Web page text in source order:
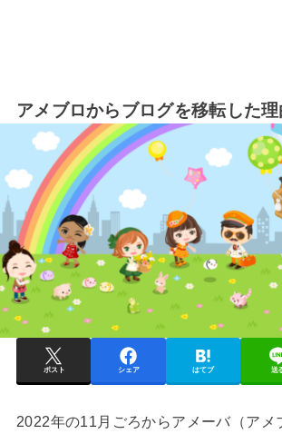
アメブロからブログを移転した理
ポスト シェア はてブ 送
2022年の11月ごろからアメーバ（アメ